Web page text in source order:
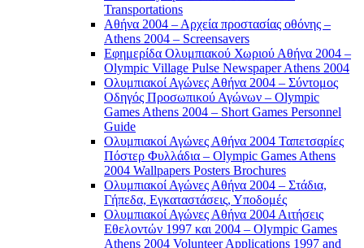
Transportations
Αθήνα 2004 – Αρχεία προστασίας οθόνης –
Athens 2004 – Screensavers
Εφημερίδα Ολυμπιακού Χωριού Αθήνα 2004 –
Olympic Village Pulse Newspaper Athens 2004
Ολυμπιακοί Αγώνες Αθήνα 2004 – Σύντομος
Οδηγός Προσωπικού Αγώνων – Olympic
Games Athens 2004 – Short Games Personnel
Guide
Ολυμπιακοί Αγώνες Αθήνα 2004 Ταπετσαρίες
Πόστερ Φυλλάδια – Olympic Games Athens
2004 Wallpapers Posters Brochures
Ολυμπιακοί Αγώνες Αθήνα 2004 – Στάδια,
Γήπεδα, Εγκαταστάσεις, Υποδομές
Ολυμπιακοί Αγώνες Αθήνα 2004 Αιτήσεις
Εθελοντών 1997 και 2004 – Olympic Games
Athens 2004 Volunteer Applications 1997 and